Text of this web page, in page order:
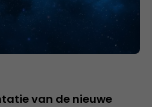
van de nieuwe